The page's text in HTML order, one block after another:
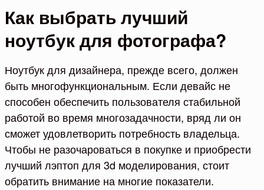
Как выбрать лучший
ноутбук для фотографа?
Ноутбук для дизайнера, прежде всего, должен
быть многофункциональным. Если девайс не
способен обеспечить пользователя стабильной
работой во время многозадачности, вряд ли он
сможет удовлетворить потребность владельца.
Чтобы не разочароваться в покупке и приобрести
лучший лэптоп для 3d моделирования, стоит
обратить внимание на многие показатели.